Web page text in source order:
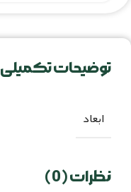
توضیحات تکمیلی
ابعاد
نظرات (0)